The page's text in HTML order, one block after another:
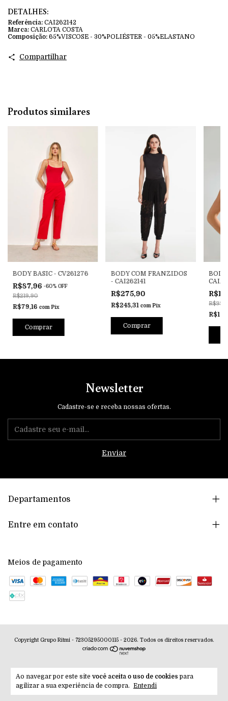
Ao navegar por este site você aceita o uso de cookies para
agilizar a sua experiência de compra. Entendi
DETALHES:
Referência: CAI262142
Marca: CARLOTA COSTA
Composição: 65%VISCOSE - 30%POLIÉSTER - 05%ELASTANO
Compartilhar
Produtos similares
BODY BASIC - CV261276
R$87,96 -60% OFF
R$219,90
R$79,16 com Pix
Comprar
BODY COM FRANZIDOS
- CAI262141
R$275,90
R$248,31 com Pix
Comprar
CAIA
Newsletter
Cadastre-se e receba nossas ofertas.
Departamentos
Entre em contato
Meios de pagamento
Copyright Grupo Ritmi - 72305295000115 - 2026. Todos os direitos reservados.